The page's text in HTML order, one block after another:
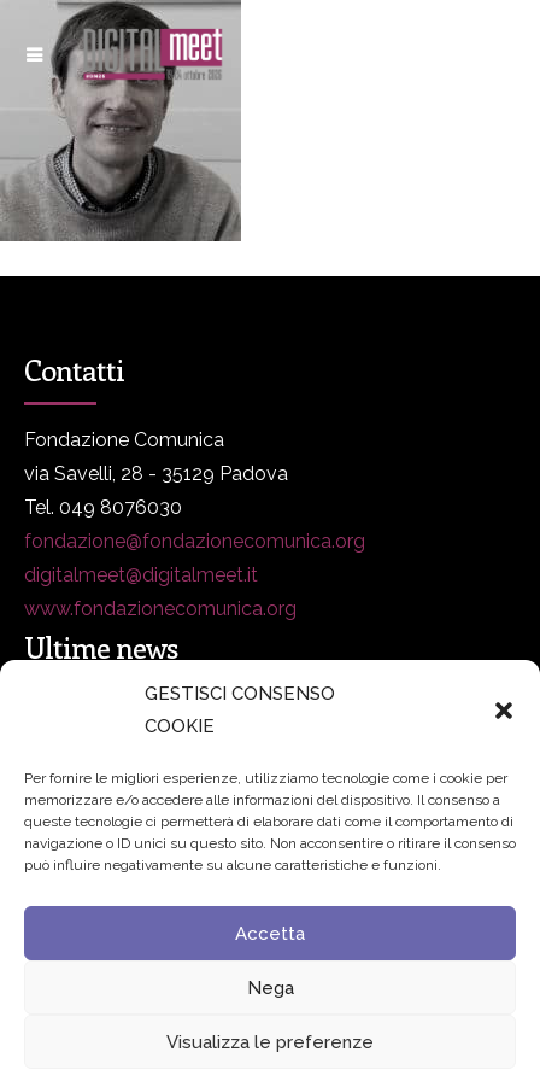
GESTISCI CONSENSO
COOKIE
Per fornire le migliori esperienze, utilizziamo tecnologie come i cookie per
memorizzare e/o accedere alle informazioni del dispositivo. Il consenso a
queste tecnologie ci permetterà di elaborare dati come il comportamento di
navigazione o ID unici su questo sito. Non acconsentire o ritirare il consenso
può influire negativamente su alcune caratteristiche e funzioni.
Accetta
Nega
Visualizza le preferenze
Contatti
Fondazione Comunica
via Savelli, 28 - 35129 Padova
Tel. 049 8076030
fondazione@fondazionecomunica.org
digitalmeet@digitalmeet.it
www.fondazionecomunica.org
Ultime news
secsolutionforum 2026: è Bologna la nuova capitale
Padre Benanti: «Intelligenza artificiale? Contro i nuovi
algoritmi del potere serve una governance condivisa»
Edvance – Digital Education Hub Higher Education